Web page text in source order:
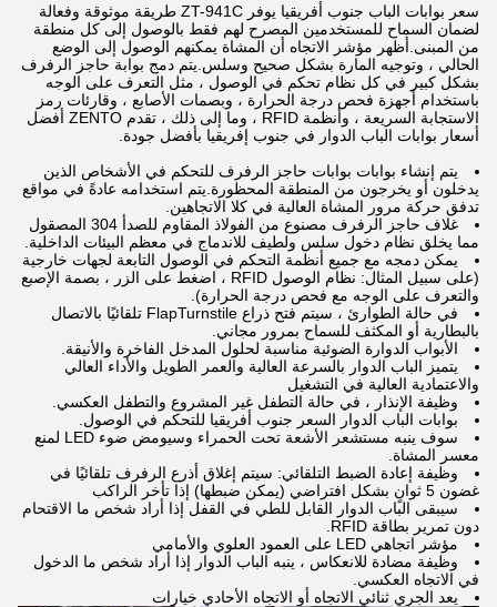
سعر بوابات الباب جنوب أفريقيا يوفر ZT-941C طريقة موثوقة وفعالة
لضمان السماح للمستخدمين المصرح لهم فقط بالوصول إلى كل منطقة
من المبنى.أظهر مؤشر الاتجاه أن المشاة يمكنهم الوصول إلى الوضع
الحالي ، وتوجيه المارة بشكل صحيح وسلس.يتم دمج بوابة حاجز الرفرف
بشكل كبير في كل نظام تحكم في الوصول ، مثل التعرف على الوجه
باستخدام أجهزة فحص درجة الحرارة ، وبصمات الأصابع ، وقارئات رمز
الاستجابة السريعة ، وأنظمة RFID ، وما إلى ذلك ، تقدم ZENTO أفضل
أسعار بوابات الباب الدوار في جنوب إفريقيا بأفضل جودة.
يتم إنشاء بوابات بوابات حاجز الرفرف للتحكم في الأشخاص الذين
يدخلون أو يخرجون من المنطقة المحظورة.يتم استخدامه عادةً في مواقع
تدفق حركة مرور المشاة العالية في كلا الاتجاهين.
غلاف حاجز الرفرف مصنوع من الفولاذ المقاوم للصدأ 304 المصقول
مما يخلق نظام دخول سلس ولطيف للاندماج في معظم البيئات الداخلية.
يمكن دمجه مع جميع أنظمة التحكم في الوصول التابعة لجهات خارجية
(على سبيل المثال: نظام الوصول RFID ، اضغط على الزر ، بصمة الإصبع
والتعرف على الوجه مع فحص درجة الحرارة).
في حالة الطوارئ ، سيتم فتح ذراع FlapTurnstile تلقائيًا بالاتصال
بالبطارية أو المكثف للسماح بمرور مجاني.
الأبواب الدوارة الضوئية مناسبة لحلول المدخل الفاخرة والأنيقة.
يتميز الباب الدوار بالسرعة العالية والعمر الطويل والأداء العالي
والاعتمادية العالية في التشغيل
وظيفة الإنذار ، في حالة التطفل غير المشروع والتطفل العكسي.
بوابات الباب الدوار السعر جنوب أفريقيا للتحكم في الوصول.
سوف ينبه مستشعر الأشعة تحت الحمراء وسيومض ضوء LED لمنع
معسر المشاة.
وظيفة إعادة الضبط التلقائي: سيتم إغلاق أذرع الرفرف تلقائيًا في
غضون 5 ثوانٍ بشكل افتراضي (يمكن ضبطها) إذا تأخر الراكب
سيبقى الباب الدوار القابل للطي في القفل إذا أراد شخص ما الاقتحام
دون تمرير بطاقة RFID.
مؤشر اتجاهي LED على العمود العلوي والأمامي
وظيفة مضادة للانعكاس ، ينبه الباب الدوار إذا أراد شخص ما الدخول
في الاتجاه العكسي.
يعد الجري ثنائي الاتجاه أو الاتجاه الأحادي خيارات